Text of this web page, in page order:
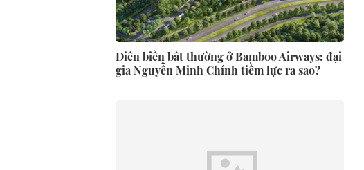
Diễn biến bất thường ở Bamboo Airways; đại
gia Nguyễn Minh Chính tiềm lực ra sao?